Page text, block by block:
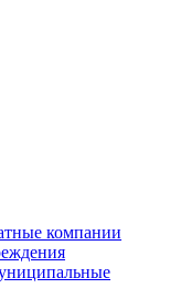
компании